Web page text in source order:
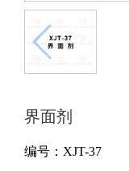
界面剂
编号：XJT-37